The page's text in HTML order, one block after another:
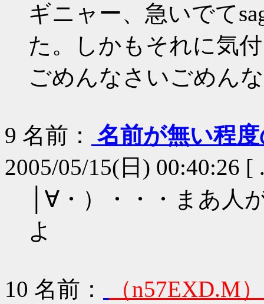
ギニャー、急いでて
た。しかもそれに気
ごめんなさいごめん
9 名前：
名前が無い程
2005/05/15(日) 00:40:26 [
│∀・）・・・まあ人
よ
10 名前：
（n57EXD.M）